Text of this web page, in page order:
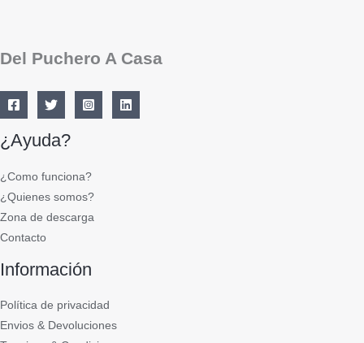
Del Puchero A Casa
¿Ayuda?
¿Como funciona?
¿Quienes somos?
Zona de descarga
Contacto
Información
Política de privacidad
Envios & Devoluciones